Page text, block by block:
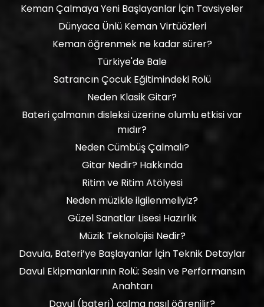
Keman Çalmaya Yeni Başlayanlar İçin Tavsiyeler
Dünyaca Ünlü Keman Virtüözleri
Keman öğrenmek ne kadar sürer?
Türkiye'de Bale
Satrancın Çocuk Eğitimindeki Rolü
Neden Klasik Gitar?
Bateri çalmanın disleksi üzerine olumlu etkisi var
mıdır?
Neden Cümbüş Çalmalı?
Gitar Nedir? Hakkında
Ritim ve Ritim Atölyesi
Neden müzikle ilgilenmeliyiz?
Güzel Sanatlar Lisesi Hazırlık
Müzik Teknolojisi Nedir?
Davula, Bateri’ye Başlayanlar İçin Teknik Detaylar
Davul Ekipmanlarının Rolü: Sesin ve Performansın
Anahtarı
Davul (bateri) çalma nasıl öğrenilir?